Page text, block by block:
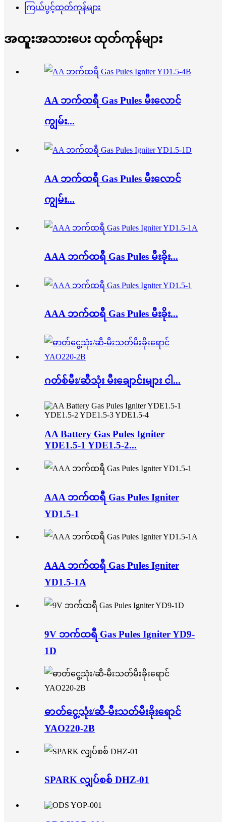
ကြယ်ပွင့်ထုတ်ကုန်များ
အထူးအသားပေး ထုတ်ကုန်များ
AA ဘက်ထရီ Gas Pules မီးလောင်
ကျွမ်း...
AA ဘက်ထရီ Gas Pules မီးလောင်
ကျွမ်း...
AAA ဘက်ထရီ Gas Pules မီးခိုး...
AAA ဘက်ထရီ Gas Pules မီးခိုး...
ဂတ်စ်မီး/ဆီသုံး မီးချောင်းများ ငါ...
AA Battery Gas Pules Igniter
YDE1.5-1 YDE1.5-2...
AAA ဘက်ထရီ Gas Pules Igniter
YD1.5-1
AAA ဘက်ထရီ Gas Pules Igniter
YD1.5-1A
9V ဘက်ထရီ Gas Pules Igniter YD9-
1D
ဓာတ်ငွေ့သုံး/ဆီ-မီးသတ်မီးခိုးရောင်
YAO220-2B
SPARK လျှပ်စစ် DHZ-01